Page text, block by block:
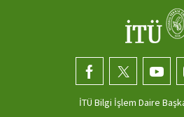
İTÜ Bilgi İşlem Daire